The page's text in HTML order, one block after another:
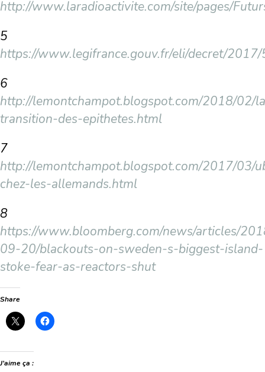
http://www.laradioactivite.com/site/pages/
5
https://www.legifrance.gouv.fr/eli/decret/
6
http://lemontchampot.blogspot.com/2018/02/
transition-des-epithetes.html
7
http://lemontchampot.blogspot.com/2017/03/
chez-les-allemands.html
8
https://www.bloomberg.com/news/articles/
09-20/blackouts-on-sweden-s-biggest-island-
stoke-fear-as-reactors-shut
Share
J’aime ça :